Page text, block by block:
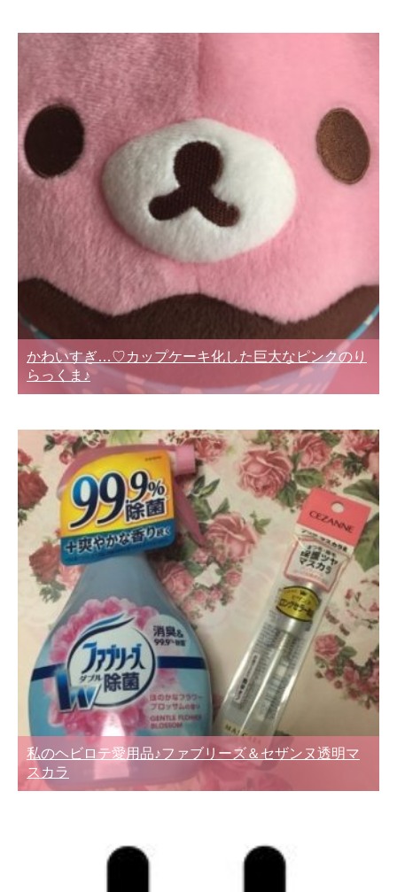
かわいすぎ…♡カップケーキ化した巨大なピンクのり
らっくま♪
私のヘビロテ愛用品♪ファブリーズ＆セザンヌ透明マ
スカラ